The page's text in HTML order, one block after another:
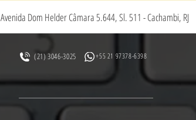
Avenida Dom Helder Câmara 5.644, Sl. 511 - Cachambi, RJ
(21) 3046-3025 +55 21 97378-6398